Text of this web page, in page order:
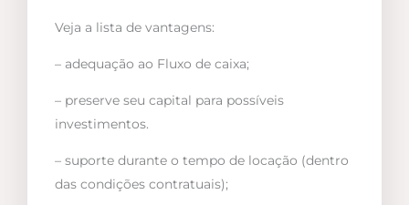
Veja a lista de vantagens:
– adequação ao Fluxo de caixa;
– preserve seu capital para possíveis
investimentos.
– suporte durante o tempo de locação (dentro
das condições contratuais);